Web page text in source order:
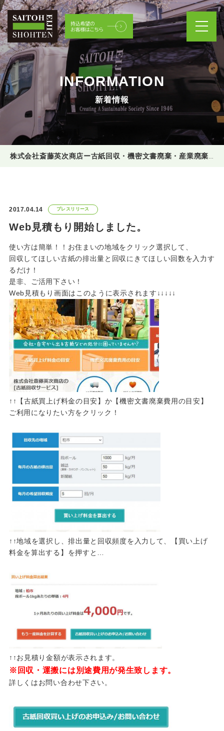
INFORMATION
新着情報
2017.04.14 プレスリリース
Web見積もり開始しました。
使い方は簡単！！お住まいの地域をクリック選択して、
回収してほしい古紙の排出量と回収にきてほしい回数を入力す
るだけ！
是非、ご活用下さい！
Web見積もり画面はこのように表示されます↓↓↓↓↓
↑↑【古紙買上げ料金の目安】か【機密文書廃棄費用の目安】
ご利用になりたい方をクリック！
↑↑地域を選択し、排出量と回収頻度を入力して、【買い上げ
料金を算出する】を押すと…
↑↑お見積り金額が表示されます。
※回収・運搬には別途費用が発生致します。
詳しくはお問い合わせ下さい。